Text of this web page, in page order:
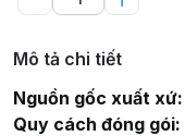
Mô tả chi tiết
Nguồn gốc xuất xứ:
Quy cách đóng gói: